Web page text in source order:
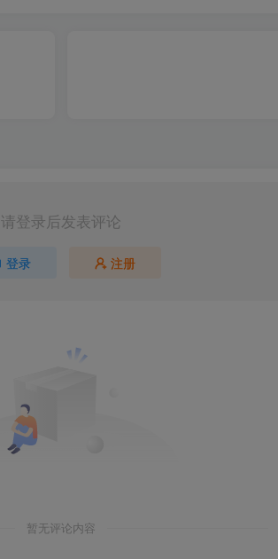
请登录后发表评论
登录 注册
暂无评论内容